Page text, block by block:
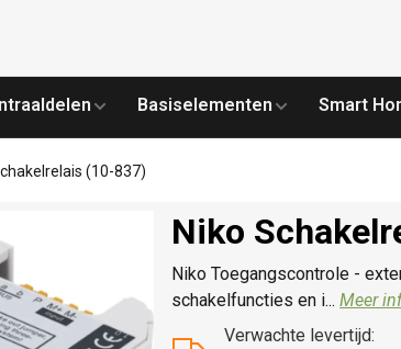
Basiselementen Smart
(10-837)
Niko
Niko Toegangscontrole -
schakelfuncties en i...Meer
Verwachte levertijd: